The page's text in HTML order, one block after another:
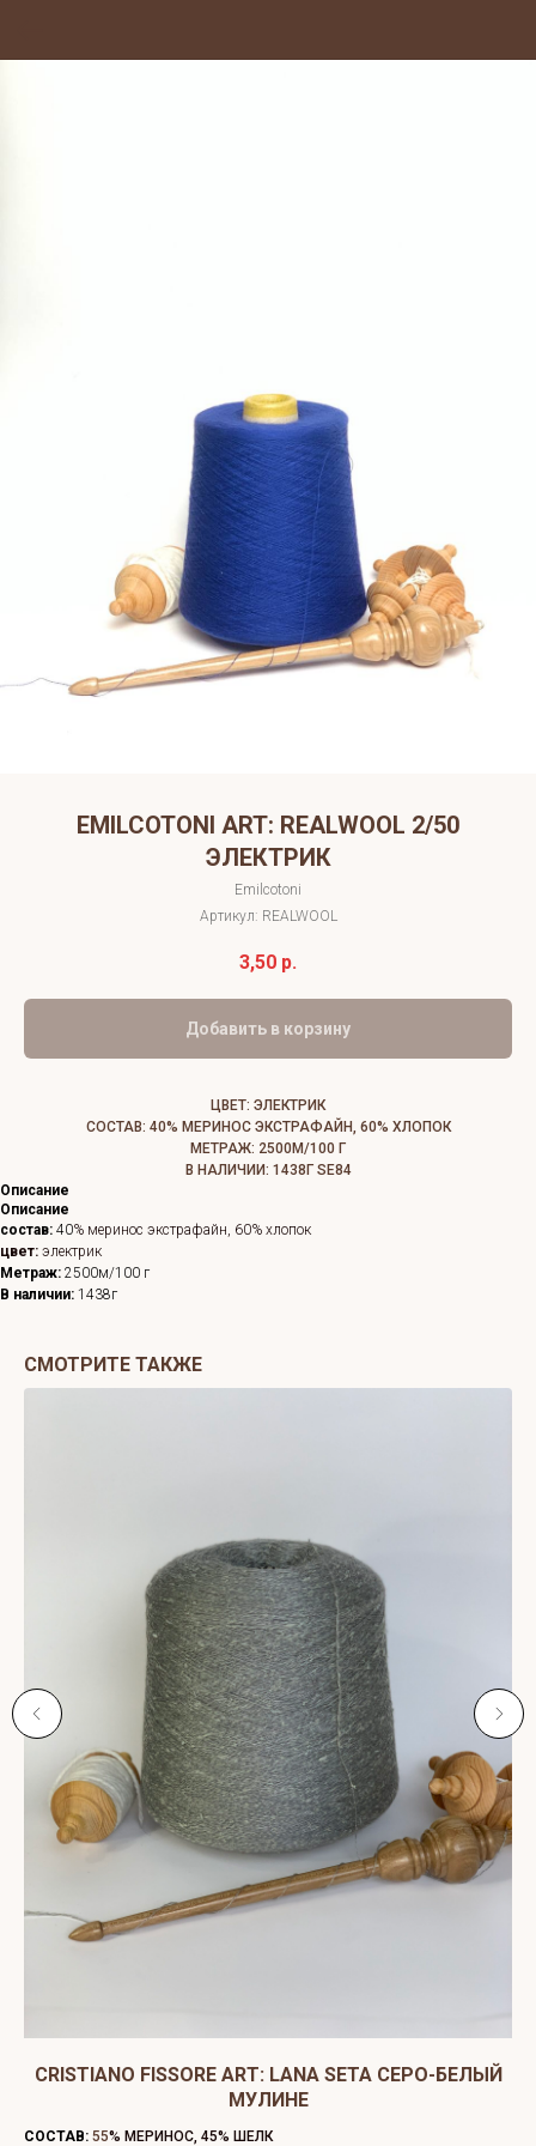
EMILCOTONI ART: REALWOOL 2/50
ЭЛЕКТРИК
Emilcotoni
Артикул: REALWOOL
3,50 р.
Добавить в корзину
ЦВЕТ: ЭЛЕКТРИК
СОСТАВ: 40% МЕРИНОС ЭКСТРАФАЙН, 60% ХЛОПОК
МЕТРАЖ: 2500М/100 Г
В НАЛИЧИИ: 1438Г SE84
Описание
Описание
состав: 40% меринос экстрафайн, 60% хлопок
цвет: электрик
Метраж: 2500м/100 г
В наличии: 1438г
СМОТРИТЕ ТАКЖЕ
CRISTIANO FISSORE ART: LANA SETA СЕРО-БЕЛЫЙ
МУЛИНЕ
СОСТАВ: 55% МЕРИНОС, 45% ШЕЛК